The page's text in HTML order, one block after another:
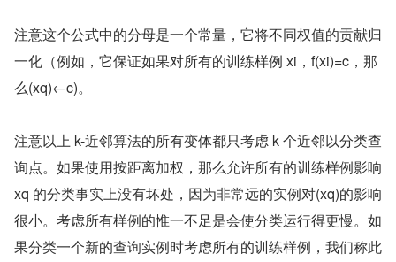
注意这个公式中的分母是一个常量，它将不同权值的贡献归
一化（例如，它保证如果对所有的训练样例 xi，f(xi)=c，那
么(xq)←c)。
注意以上 k-近邻算法的所有变体都只考虑 k 个近邻以分类查
询点。如果使用按距离加权，那么允许所有的训练样例影响
xq 的分类事实上没有坏处，因为非常远的实例对(xq)的影响
很小。考虑所有样例的惟一不足是会使分类运行得更慢。如
果分类一个新的查询实例时考虑所有的训练样例，我们称此